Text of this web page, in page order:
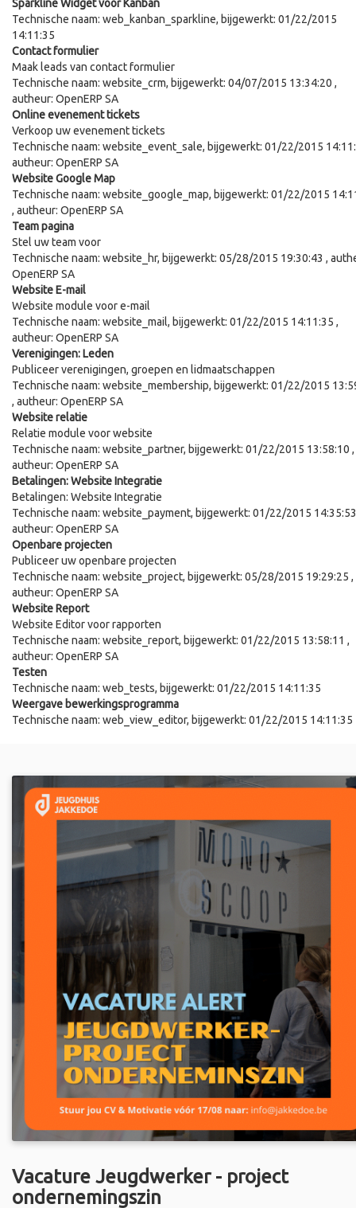
Sparkline Widget voor Kanban
Technische naam: web_kanban_sparkline, bijgewerkt: 01/22/2015
14:11:35
Contact formulier
Maak leads van contact formulier
Technische naam: website_crm, bijgewerkt: 04/07/2015 13:34:20 ,
autheur: OpenERP SA
Online evenement tickets
Verkoop uw evenement tickets
Technische naam: website_event_sale, bijgewerkt: 01/22/2015
autheur: OpenERP SA
Website Google Map
Technische naam: website_google_map, bijgewerkt: 01/22/2015
, autheur: OpenERP SA
Team pagina
Stel uw team voor
Technische naam: website_hr, bijgewerkt: 05/28/2015 19:30:43 ,
OpenERP SA
Website E-mail
Website module voor e-mail
Technische naam: website_mail, bijgewerkt: 01/22/2015 14:11:35 ,
autheur: OpenERP SA
Verenigingen: Leden
Publiceer verenigingen, groepen en lidmaatschappen
Technische naam: website_membership, bijgewerkt: 01/22/2015
, autheur: OpenERP SA
Website relatie
Relatie module voor website
Technische naam: website_partner, bijgewerkt: 01/22/2015 13:58:10 ,
autheur: OpenERP SA
Betalingen: Website Integratie
Betalingen: Website Integratie
Technische naam: website_payment, bijgewerkt: 01/22/2015 14:35:53
autheur: OpenERP SA
Openbare projecten
Publiceer uw openbare projecten
Technische naam: website_project, bijgewerkt: 05/28/2015 19:29:25 ,
autheur: OpenERP SA
Website Report
Website Editor voor rapporten
Technische naam: website_report, bijgewerkt: 01/22/2015 13:58:11 ,
autheur: OpenERP SA
Testen
Technische naam: web_tests, bijgewerkt: 01/22/2015 14:11:35
Weergave bewerkingsprogramma
Technische naam: web_view_editor, bijgewerkt: 01/22/2015 14:11:35
Vacature Jeugdwerker - project
ondernemingszin